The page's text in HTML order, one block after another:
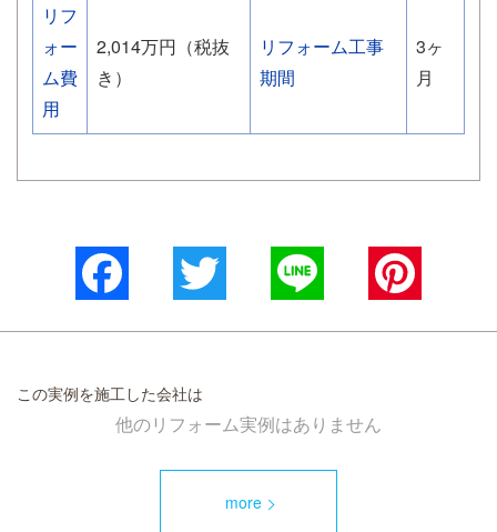
リフ
ォー
ム費
用
2,014万円（税抜
き）
リフォーム工事
期間
3ヶ
月
Facebook
この実例を施工した会社は
他のリフォーム実例はありません
more